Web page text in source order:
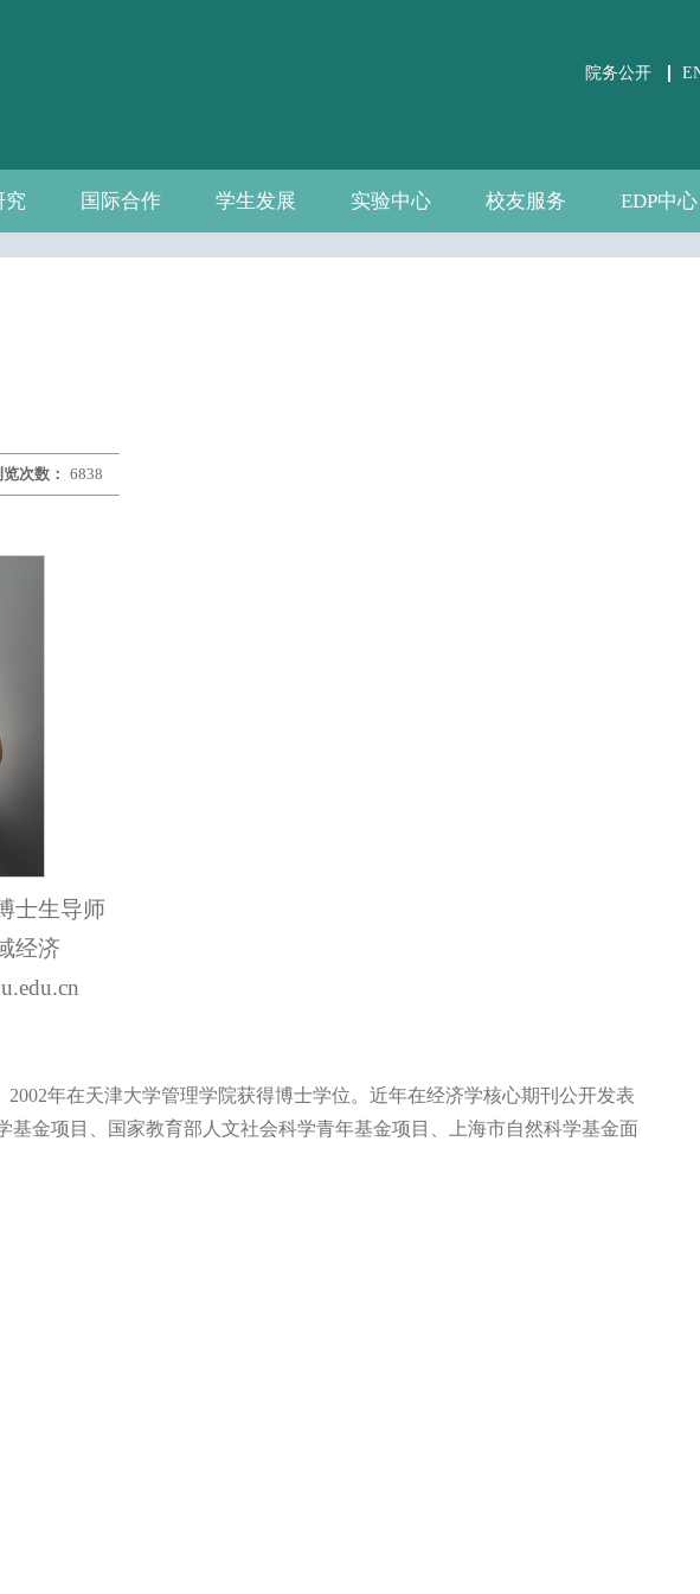
院务公开
究
知
闻
动
国际合作
国际交流
合作机构
联系我们
学生发展
学生事务
党团建设
课外培养
职业发展
实验中心
关于实验中心
通知公告
规章制度
数据资源
虚仿实验平台
自建资源
公共微观数据
相关文件下载
校友服务
分会介绍
校友活动
校友风采
EDP中心
中心介绍
新闻通告
师资团队
联系我们
次数： 6838
士生导师
经济
2002年在天津大学管理学院获得博士学位。近年在经济学核心期刊公开发表
金项目、国家教育部人文社会科学青年基金项目、上海市自然科学基金面